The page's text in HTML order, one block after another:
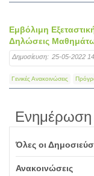
Εμβόλιμη
Δηλώσεις
Δημοσίευση: 25-05-2022
Γενικές Ανακοινώσεις
Ενημέρωση
Όλες οι
Ανακοινώσεις